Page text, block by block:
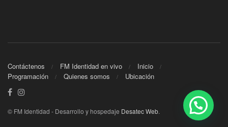
Contáctenos FM Identidad en vivo
Inicio
Programación
Quienes somos Ubicación
© FM Identidad - Desarrollo y hospedaje Desatec Web.